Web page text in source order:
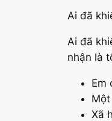
Ai đã
Ai đã
nhận là
Em
Xã